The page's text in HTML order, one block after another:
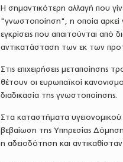
Η σημαντικότερη αλλαγή που
"γνωστοποίηση", η οποία αρκεί
εγκρίσεις που απαιτούνται από
αντικατάσταση των εκ των
Στις επιχειρήσεις μεταποίησης
θέτουν οι ευρωπαϊκοί
διαδικασία της γνωστοποίησης.
Στα καταστήματα υγειονομικού
βεβαίωση της Υπηρεσίας
η αδειοδότηση και